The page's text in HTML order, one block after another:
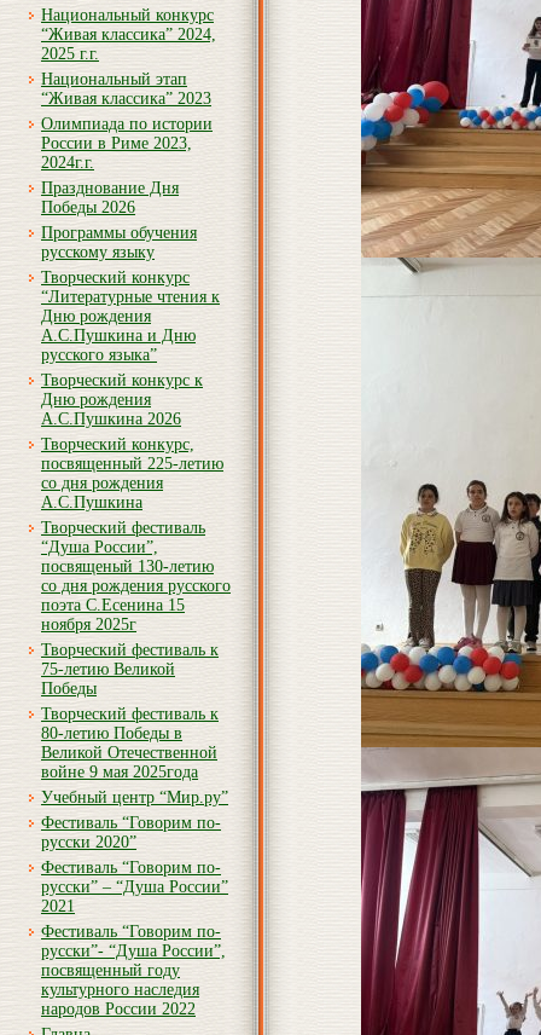
Национальный конкурс
“Живая классика” 2024,
2025 г.г.
Национальный этап
“Живая классика” 2023
Олимпиада по истории
России в Риме 2023,
2024г.г.
Празднование Дня
Победы 2026
Программы обучения
русскому языку
Творческий конкурс
“Литературные чтения к
Дню рождения
А.С.Пушкина и Дню
русского языка”
Творческий конкурс к
Дню рождения
А.С.Пушкина 2026
Творческий конкурс,
посвященный 225-летию
со дня рождения
А.С.Пушкина
Творческий фестиваль
“Душа России”,
посвященый 130-летию
со дня рождения русского
поэта С.Есенина 15
ноября 2025г
Творческий фестиваль к
75-летию Великой
Победы
Творческий фестиваль к
80-летию Победы в
Великой Отечественной
войне 9 мая 2025года
Учебный центр “Мир.ру”
Фестиваль “Говорим по-
русски 2020”
Фестиваль “Говорим по-
русски” – “Душа России”
2021
Фестиваль “Говорим по-
русски”- “Душа России”,
посвященный году
культурного наследия
народов России 2022